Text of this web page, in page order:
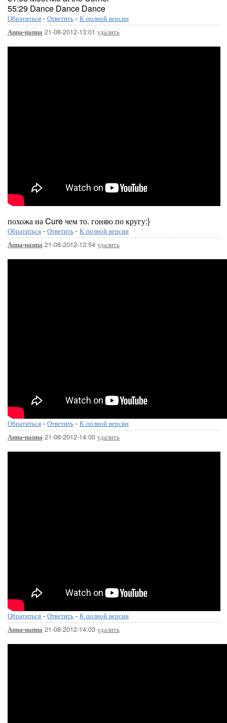
55:29 Dance Dance Dance
Обратиться - Ответить - К полной версии
Аппа-паппа 21-08-2012-13:01 удалить
похожа на Cure чем то. гоняю по кругу:}
Обратиться - Ответить - К полной версии
Аппа-паппа 21-08-2012-13:54 удалить
Обратиться - Ответить - К полной версии
Аппа-паппа 21-08-2012-14:00 удалить
Обратиться - Ответить - К полной версии
Аппа-паппа 21-08-2012-14:03 удалить